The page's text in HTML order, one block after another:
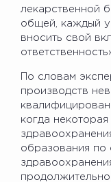
лекарственной
общей, каждый
вносить свой
По словам
производств
когда
образования по